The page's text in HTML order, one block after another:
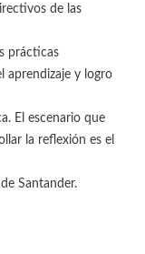
de las
prácticas
aprendizaje y logro
El escenario que
la reflexión es el
Santander.